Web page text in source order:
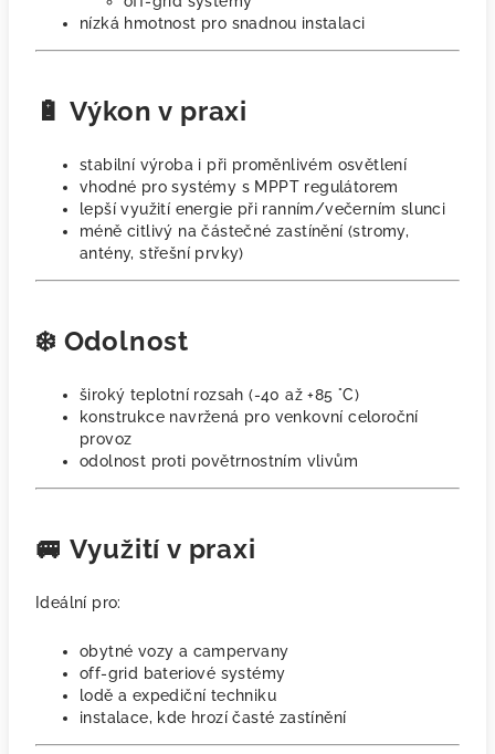
nízká hmotnost pro snadnou instalaci
🔋 Výkon v praxi
stabilní výroba i při proměnlivém osvětlení
vhodné pro systémy s MPPT regulátorem
lepší využití energie při ranním/večerním slunci
méně citlivý na částečné zastínění (stromy,
antény, střešní prvky)
❄️ Odolnost
široký teplotní rozsah (-40 až +85 °C)
konstrukce navržená pro venkovní celoroční
provoz
odolnost proti povětrnostním vlivům
🚐 Využití v praxi
Ideální pro:
obytné vozy a campervany
off-grid bateriové systémy
lodě a expediční techniku
instalace, kde hrozí časté zastínění